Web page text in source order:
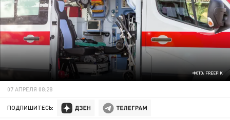
ФОТО: FREEPIK
07 АПРЕЛЯ 08:28
ПОДПИШИТЕСЬ: